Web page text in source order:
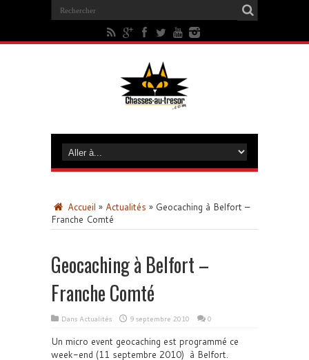
Accueil » Actualités » Geocaching à Belfort –
Franche Comté
Geocaching à Belfort –
Franche Comté
Dans Actualités 9 septembre 2010 0
Un micro event geocaching est programmé ce
week-end (11 septembre 2010) à Belfort.